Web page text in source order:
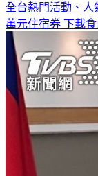
全台熱門活動、人
萬元住宿券 下載